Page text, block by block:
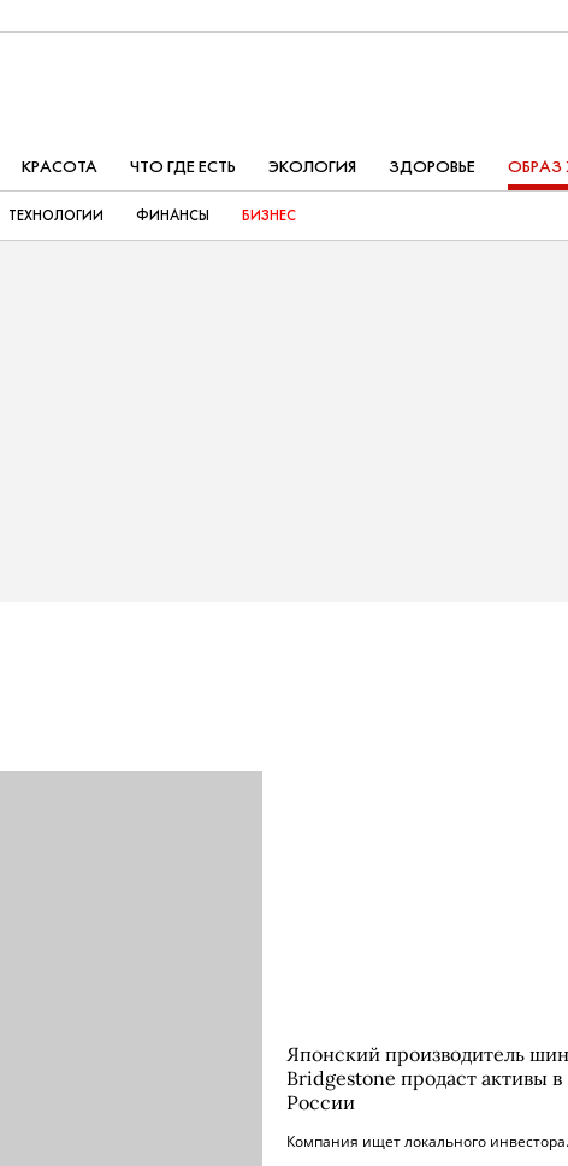
КРАСОТА ЧТО ГДЕ ЕСТЬ ЭКОЛОГИЯ ЗДОРОВЬЕ
ТЕХНОЛОГИИ ФИНАНСЫ БИЗНЕС
Японский производитель шин
Bridgestone продаст активы в
России
Компания ищет локального инвестора.